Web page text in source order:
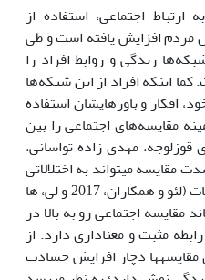
اجتماعی، استفاده از
مردم افزایش یافته است و طی
زندگی و روابط افراد را
اینکه افراد از این شبکه‌ها
افکار و باورهایشان استفاده
مقایسه‌های اجتماعی را بین
مهدی زاده تواسانی،
مقایسه می­تواند به اختلالاتی
نظیر افسردگی منجر شود. تحقیقات (لئو و همکاران، 2017 و لی، ها
مقایسه اجتماعی رو به بالا در
مثبت و معناداری دارد. از
مقایسه­ها دچار افزایش حسادت